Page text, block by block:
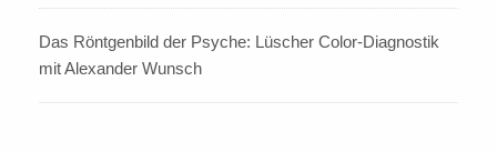
Das Röntgenbild der Psyche: Lüscher Color-Diagnostik
mit Alexander Wunsch